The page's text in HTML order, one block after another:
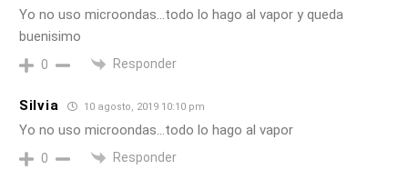
Yo no uso microondas…todo lo hago al vapor y queda
buenisimo
0 Responder
Silvia 10 agosto, 2019 10:10 pm
Yo no uso microondas…todo lo hago al vapor
0 Responder